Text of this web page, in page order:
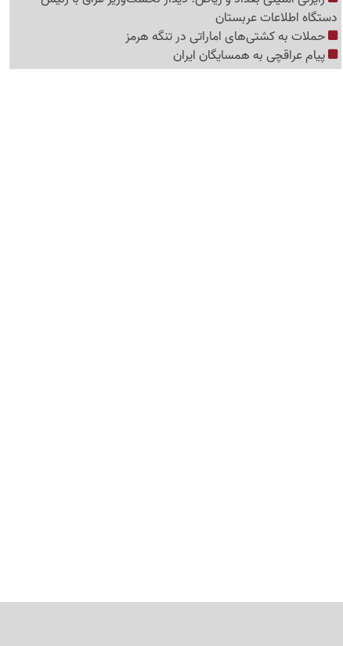
دستگاه اطلاعات عربستان
حملات به کشتی‌های اماراتی در تنگه هرمز
پیام عراقچی به همسایگان ایران